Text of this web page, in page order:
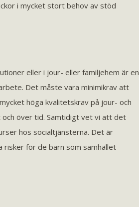
i mycket stort behov av stöd
eller i jour- eller familjehem är en
Det måste vara minimikrav att
höga kvalitetskrav på jour- och
över tid. Samtidigt vet vi att det
hos socialtjänsterna. Det är
risker för de barn som samhället